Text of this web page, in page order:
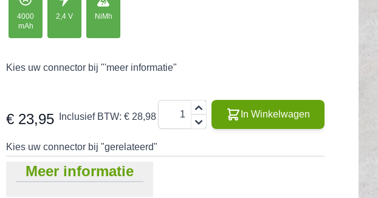
4000
mAh
2,4 V NiMh
Kies uw connector bij "'meer informatie"
€ 23,95 Inclusief BTW: € 28,98 In Winkelwagen
Kies uw connector bij "gerelateerd"
Meer informatie